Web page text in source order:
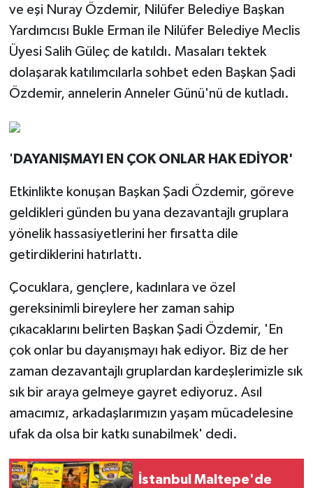
ve eşi Nuray Özdemir, Nilüfer Belediye Başkan
Yardımcısı Bukle Erman ile Nilüfer Belediye Meclis
Üyesi Salih Güleç de katıldı. Masaları tektek
dolaşarak katılımcılarla sohbet eden Başkan Şadi
Özdemir, annelerin Anneler Günü'nü de kutladı.
' DAYANIŞMAYI EN ÇOK ONLAR HAK EDİYOR'
Etkinlikte konuşan Başkan Şadi Özdemir, göreve
geldikleri günden bu yana dezavantajlı gruplara
yönelik hassasiyetlerini her fırsatta dile
getirdiklerini hatırlattı.
Çocuklara, gençlere, kadınlara ve özel
gereksinimli bireylere her zaman sahip
çıkacaklarını belirten Başkan Şadi Özdemir, 'En
çok onlar bu dayanışmayı hak ediyor. Biz de her
zaman dezavantajlı gruplardan kardeşlerimizle sık
sık bir araya gelmeye gayret ediyoruz. Asıl
amacımız, arkadaşlarımızın yaşam mücadelesine
ufak da olsa bir katkı sunabilmek' dedi.
İstanbul Maltepe'de